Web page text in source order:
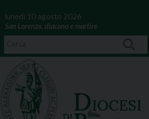
lunedì 10 agosto 2026
San Lorenzo, diacono e martire